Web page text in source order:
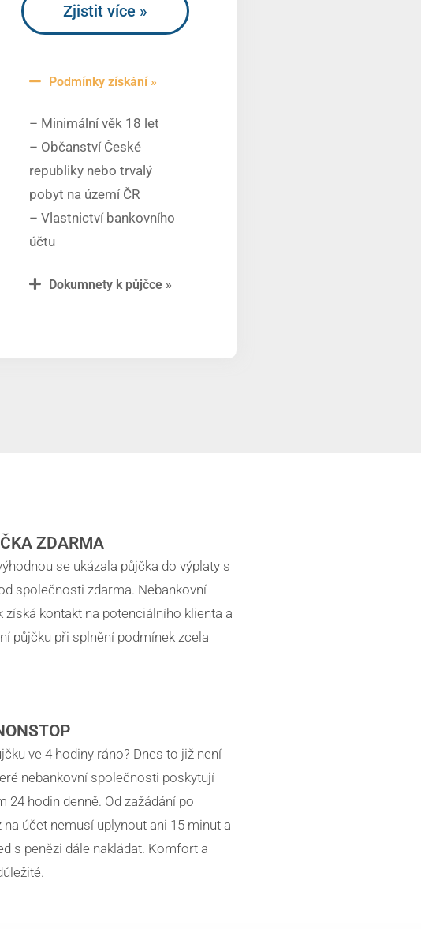
Zjistit více »
Podmínky získání »
– Minimální věk 18 let
– Občanství České
republiky nebo trvalý
pobyt na území ČR
– Vlastnictví bankovního
účtu
Dokumnety k půjčce »
ZDARMA
se ukázala půjčka do výplaty s
společnosti zdarma. Nebankovní
získá kontakt na potenciálního klienta a
půjčku při splnění podmínek zcela
ve 4 hodiny ráno? Dnes to již není
nebankovní společnosti poskytují
24 hodin denně. Od zažádání po
na účet nemusí uplynout ani 15 minut a
s penězi dále nakládat. Komfort a